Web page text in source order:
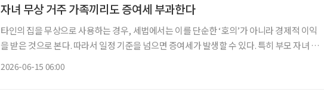
자녀 무상 거주 가족끼리도 증여세 부과한다
타인의 집을 무상으로 사용하는 경우, 세법에서는 이를 단순한 ‘호의’가 아니라 경제적 이익
을 받은 것으로 본다. 따라서 일정 기준을 넘으면 증여세가 발생할 수 있다. 특히 부모 자녀 간,
2026-06-15 06:00